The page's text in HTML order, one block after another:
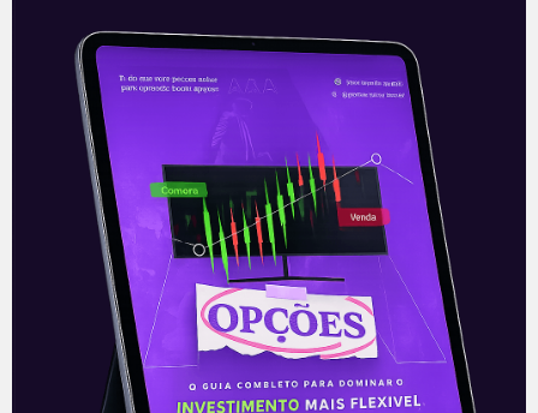
Via adquire três startups
A Via S.A. (VIIA3), antiga Via Varejo,
anunciou na tarde da quarta-feira (08), a
realização de três investimentos
minoritários, através de sua subsidiária
Cnova Comércio
Leia mais